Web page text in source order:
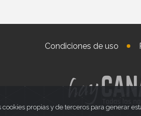
Condiciones de uso
propias y de terceros para generar